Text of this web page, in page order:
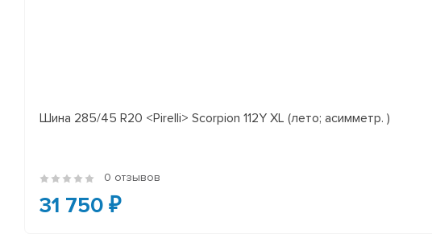
Шина 285/45 R20 <Pirelli> Scorpion 112Y XL (лето; асимметр. )
0 отзывов
31 750 ₽